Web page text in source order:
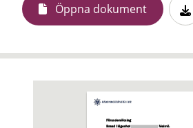
Öppna dokument